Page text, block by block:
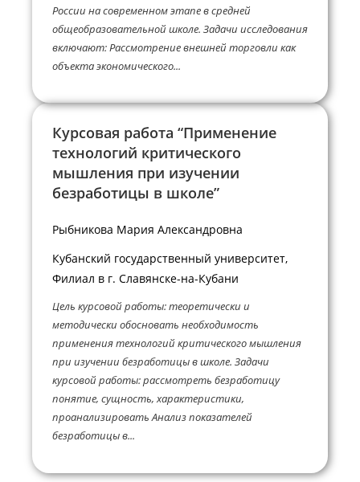
России на современном этапе в средней
общеобразовательной школе. Задачи исследования
включают: Рассмотрение внешней торговли как
объекта экономического...
Курсовая работа “Применение
технологий критического
мышления при изучении
безработицы в школе”
Рыбникова Мария Александровна
Кубанский государственный университет,
Филиал в г. Славянске-на-Кубани
Цель курсовой работы: теоретически и
методически обосновать необходимость
применения технологий критического мышления
при изучении безработицы в школе. Задачи
курсовой работы: рассмотреть безработицу
понятие, сущность, характеристики,
проанализировать Анализ показателей
безработицы в...